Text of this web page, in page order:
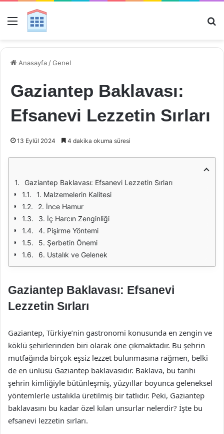
Menü
Anasayfa /Genel
Gaziantep Baklavası:
Efsanevi Lezzetin Sırları
13 Eylül 2024 4 dakika okuma süresi
Gaziantep Baklavası: Efsanevi Lezzetin Sırları
1. Malzemelerin Kalitesi
2. İnce Hamur
3. İç Harcın Zenginliği
4. Pişirme Yöntemi
5. Şerbetin Önemi
6. Ustalık ve Gelenek
Gaziantep Baklavası: Efsanevi
Lezzetin Sırları
Gaziantep, Türkiye’nin gastronomi konusunda en zengin ve
köklü şehirlerinden biri olarak öne çıkmaktadır. Bu şehrin
mutfağında birçok eşsiz lezzet bulunmasına rağmen, belki
de en ünlüsü Gaziantep baklavasıdır. Baklava, bu tarihi
şehrin kimliğiyle bütünleşmiş, yüzyıllar boyunca geleneksel
yöntemlerle ustalıkla üretilmiş bir tatlıdır. Peki, Gaziantep
baklavasını bu kadar özel kılan unsurlar nelerdir? İşte bu
efsanevi lezzetin sırları.